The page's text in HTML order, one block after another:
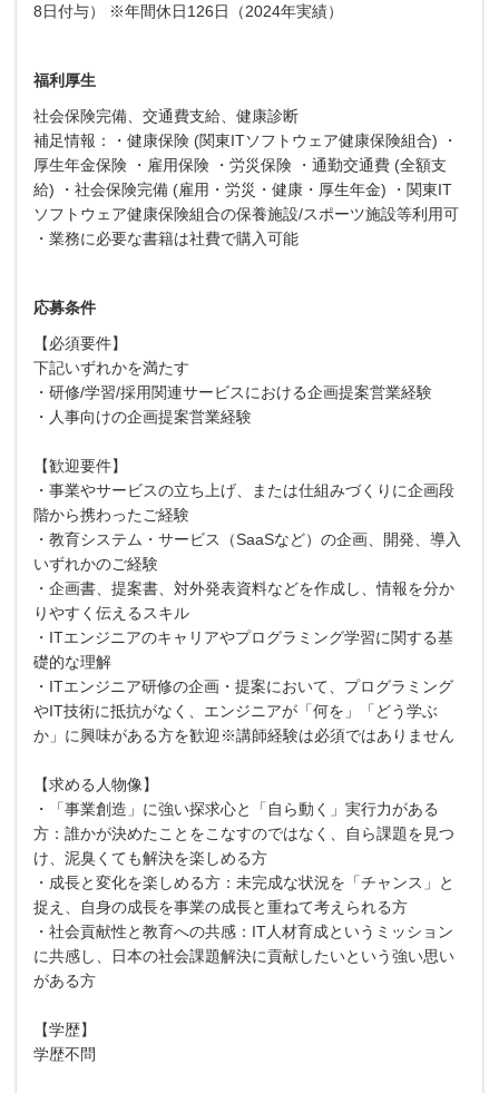
8日付与） ※年間休日126日（2024年実績）
福利厚生
社会保険完備、交通費支給、健康診断
補足情報：・健康保険 (関東ITソフトウェア健康保険組合) ・
厚生年金保険 ・雇用保険 ・労災保険 ・通勤交通費 (全額支
給) ・社会保険完備 (雇用・労災・健康・厚生年金) ・関東IT
ソフトウェア健康保険組合の保養施設/スポーツ施設等利用可
・業務に必要な書籍は社費で購入可能
応募条件
【必須要件】
下記いずれかを満たす
・研修/学習/採用関連サービスにおける企画提案営業経験
・人事向けの企画提案営業経験
【歓迎要件】
・事業やサービスの立ち上げ、または仕組みづくりに企画段
階から携わったご経験
・教育システム・サービス（SaaSなど）の企画、開発、導入
いずれかのご経験
・企画書、提案書、対外発表資料などを作成し、情報を分か
りやすく伝えるスキル
・ITエンジニアのキャリアやプログラミング学習に関する基
礎的な理解
・ITエンジニア研修の企画・提案において、プログラミング
やIT技術に抵抗がなく、エンジニアが「何を」「どう学ぶ
か」に興味がある方を歓迎※講師経験は必須ではありません
【求める人物像】
・「事業創造」に強い探求心と「自ら動く」実行力がある
方：誰かが決めたことをこなすのではなく、自ら課題を見つ
け、泥臭くても解決を楽しめる方
・成長と変化を楽しめる方：未完成な状況を「チャンス」と
捉え、自身の成長を事業の成長と重ねて考えられる方
・社会貢献性と教育への共感：IT人材育成というミッション
に共感し、日本の社会課題解決に貢献したいという強い思い
がある方
【学歴】
学歴不問